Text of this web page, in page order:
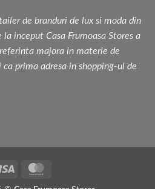
de branduri de lux si moda din
inceput Casa Frumoasa Stores a
majora in materie de
prima adresa in shopping-ul de
Visa